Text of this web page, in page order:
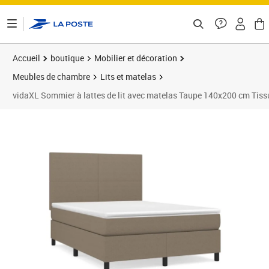
Accueil boutique
Mobilier et décoration
Meubles de chambre
Lits et matelas
vidaXL Sommier à lattes de lit avec matelas Taupe 140x200 cm